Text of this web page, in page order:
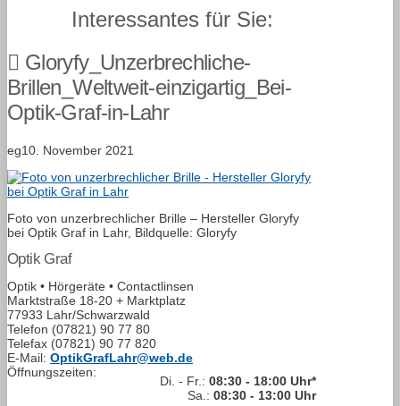
Interessantes für Sie:
Gloryfy_Unzerbrechliche-
Brillen_Weltweit-einzigartig_Bei-
Optik-Graf-in-Lahr
eg10. November 2021
Foto von unzerbrechlicher Brille – Hersteller Gloryfy
bei Optik Graf in Lahr, Bildquelle: Gloryfy
Optik Graf
Optik • Hörgeräte • Contactlinsen
Marktstraße 18-20 + Marktplatz
77933 Lahr/Schwarzwald
Telefon (07821) 90 77 80
Telefax (07821) 90 77 820
E-Mail: OptikGrafLahr@web.de
Öffnungszeiten:
Di. - Fr.: 08:30 - 18:00 Uhr*
Sa.: 08:30 - 13:00 Uhr